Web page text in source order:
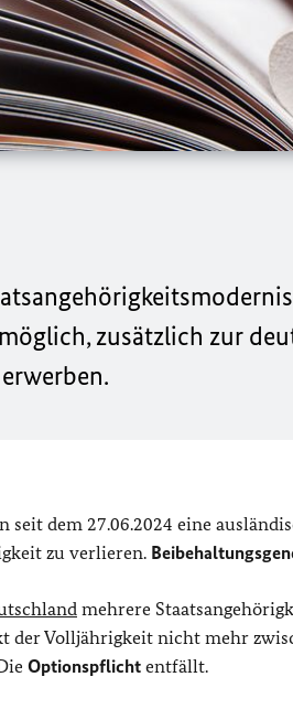
zusätzlich zur
seit dem 27.06.2024 eine
zu verlieren.
mehrere
der Volljährigkeit nicht mehr
Optionspflicht entfällt.